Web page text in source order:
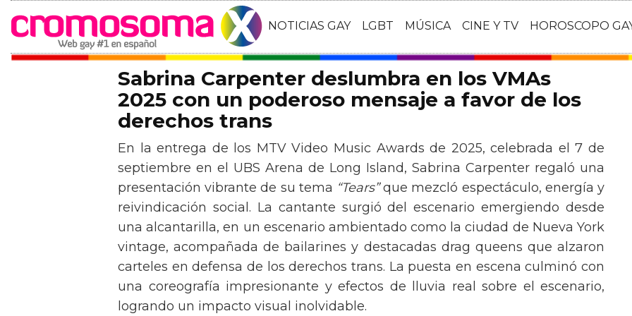
NOTICIAS GAY LGBT MÚSICA CINE Y TV HOROSCOPO
Sabrina Carpenter deslumbra en los VMAs
2025 con un poderoso mensaje a favor de los
derechos trans
En la entrega de los MTV Video Music Awards de 2025, celebrada el 7 de
septiembre en el UBS Arena de Long Island, Sabrina Carpenter regaló una
presentación vibrante de su tema “Tears”que mezcló espectáculo, energía y
reivindicación social. La cantante surgió del escenario emergiendo desde
una alcantarilla, en un escenario ambientado como la ciudad de Nueva York
vintage, acompañada de bailarines y destacadas drag queens que alzaron
carteles en defensa de los derechos trans. La puesta en escena culminó con
una coreografía impresionante y efectos de lluvia real sobre el escenario,
logrando un impacto visual inolvidable.